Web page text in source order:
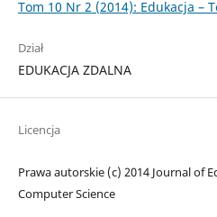
Tom 10 Nr 2 (2014): Edukacja –
Dział
EDUKACJA ZDALNA
Licencja
Prawa autorskie (c) 2014 Journal of
Computer Science